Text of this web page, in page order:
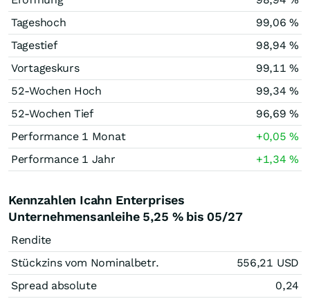
Tageshoch
99,06 %
Tagestief
98,94 %
Vortageskurs
99,11%
52-Wochen Hoch
99,34%
52-Wochen Tief
96,69%
Performance 1 Monat
+0,05%
Performance 1 Jahr
+1,34%
Kennzahlen Icahn Enterprises
Unternehmensanleihe 5,25 % bis 05/27
Rendite
Stückzins vom Nominalbetr.
556,21 USD
Spread absolute
0,24